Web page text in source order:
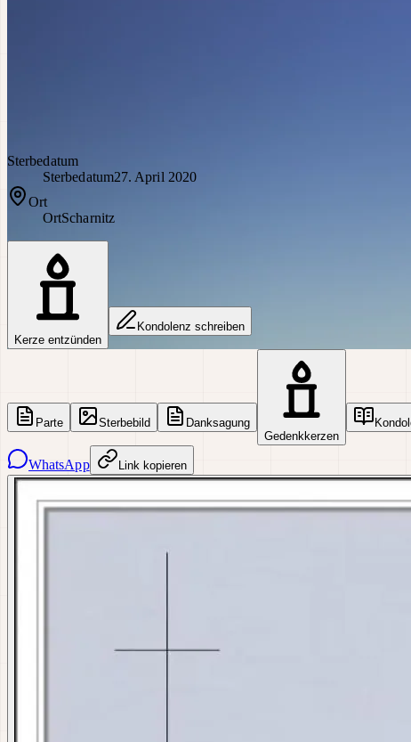
Sterbedatum
Sterbedatum27. April 2020
Ort
OrtScharnitz
Kerze entzünden
Kondolenz schreiben
Parte Sterbebild
Danksagung
Gedenkkerzen
WhatsApp Link kopieren